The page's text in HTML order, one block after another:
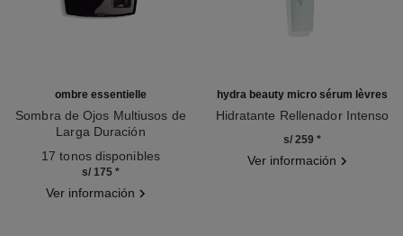
ombre essentielle
Sombra de Ojos Multiusos de
Larga Duración
17 tonos disponibles
s/ 175 *
Ver información
hydra beauty micro sérum lèvres
Hidratante Rellenador Intenso
s/ 259 *
Ver información